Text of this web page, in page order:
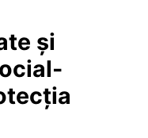
și